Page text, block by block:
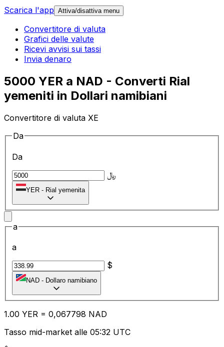
Scarica l'app Attiva/disattiva menu
Convertitore di valuta
Grafici delle valute
Ricevi avvisi sui tassi
Invia denaro
5000 YER a NAD - Converti Rial
yemeniti in Dollari namibiani
Convertitore di valuta XE
Da
Da
﷼
YER - Rial yemenita
a
a
$
NAD - Dollaro namibiano
1.00 YER = 0,067798 NAD
Tasso mid-market alle 05:32 UTC